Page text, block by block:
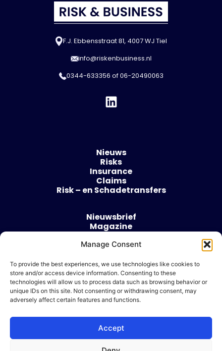
Manage Consent
To provide the best experiences, we use technologies like cookies to
store and/or access device information. Consenting to these
technologies will allow us to process data such as browsing behavior or
unique IDs on this site. Not consenting or withdrawing consent, may
adversely affect certain features and functions.
Accept
F.J. Ebbensstraat 81, 4007 WJ Tiel
info@riskenbusiness.nl
0344-633356 of06-20490063
Nieuws
Risks
Insurance
Claims
Risk – en Schadetransfers
Nieuwsbrief
Magazine
Over
Algemene voorwaarden
Cookie beleid
Ik wil adverteren